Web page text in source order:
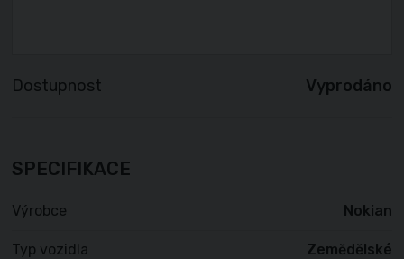
Dostupnost Vyprodáno
SPECIFIKACE
Výrobce Nokian
Typ vozidla Zemědělské